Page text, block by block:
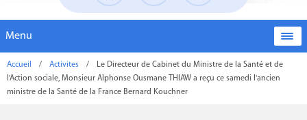
Menu
Accueil / Activites /
Le Directeur de Cabinet du Ministre de la Santé et de
l'Action sociale, Monsieur Alphonse Ousmane THIAW a reçu ce samedi l'ancien
ministre de la Santé de la France Bernard Kouchner